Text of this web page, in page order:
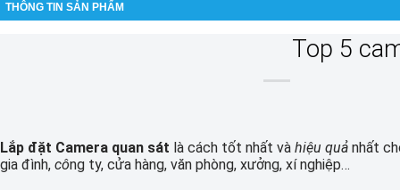
THÔNG TIN SẢN PHẨM
Top 5
Lắp đặt Camera quan sát là cách tốt nhất và hiệu quả nhất
gia đình, công ty, cửa hàng, văn phòng, xưởng, xí nghiệp…